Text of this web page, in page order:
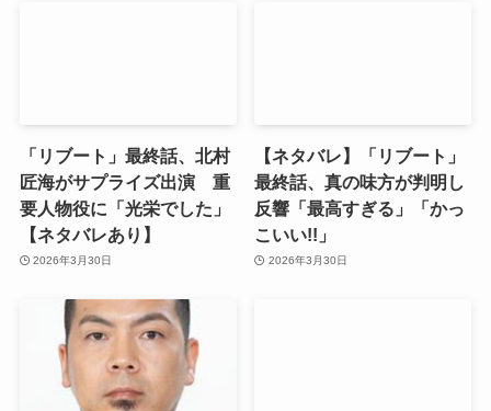
「リブート」最終話、北村
匠海がサプライズ出演 重
要人物役に「光栄でした」
【ネタバレあり】
2026年3月30日
【ネタバレ】「リブート」
最終話、真の味方が判明し
反響「最高すぎる」「かっ
こいい!!」
2026年3月30日